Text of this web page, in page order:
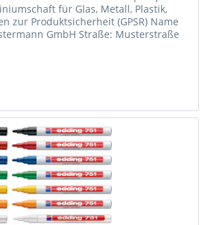
für Glas, Metall, Plastik,
zur Produktsicherheit (GPSR) Name
GmbH Straße: Musterstraße